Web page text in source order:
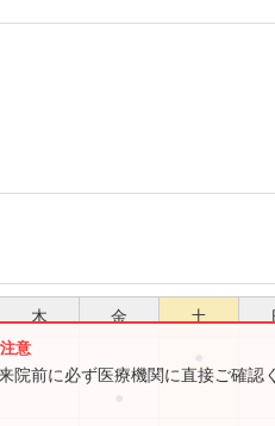
木 金 土
前に必ず医療機関に直接ご確認